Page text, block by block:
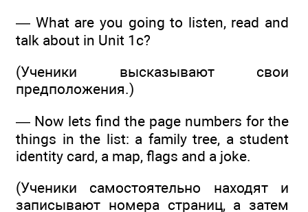
— What are you going to listen, read and
talk about in Unit 1c?
(Ученики высказывают свои
предположения.)
— Now lets find the page numbers for the
things in the list: a family tree, a student
identity card, a map, flags and a joke.
(Ученики самостоятельно находят и
записывают номера страниц, а затем